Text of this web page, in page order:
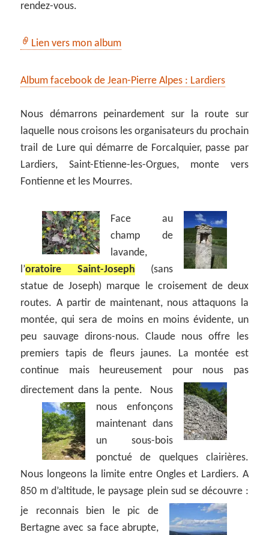
rendez-vous.
Lien vers mon album
Album facebook de Jean-Pierre Alpes : Lardiers
Nous démarrons peinardement sur la route sur
laquelle nous croisons les organisateurs du prochain
trail de Lure qui démarre de Forcalquier, passe par
Lardiers, Saint-Etienne-les-Orgues, monte vers
Fontienne et les Mourres.
Face au
champ de
lavande,
l’oratoire Saint-Joseph (sans
statue de Joseph) marque le croisement de deux
routes. A partir de maintenant, nous attaquons la
montée, qui sera de moins en moins évidente, un
peu sauvage dirons-nous. Claude nous offre les
premiers tapis de fleurs jaunes. La montée est
continue mais heureusement pour nous pas
directement dans la pente.
Nous
nous enfonçons
maintenant dans
un sous-bois
ponctué de quelques clairières.
Nous longeons la limite entre Ongles et Lardiers. A
850 m d’altitude, le paysage plein sud se découvre :
je reconnais bien le pic de
Bertagne avec sa face abrupte,